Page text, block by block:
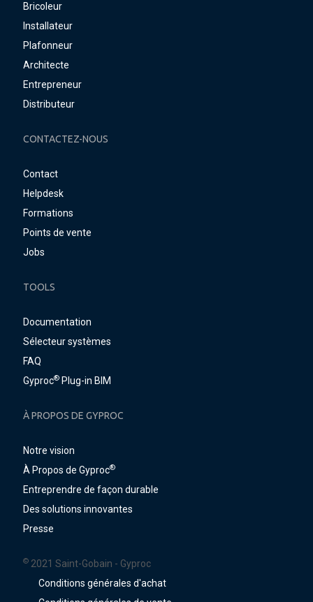
Bricoleur
Installateur
Plafonneur
Architecte
Entrepreneur
Distributeur
CONTACTEZ-NOUS
Contact
Helpdesk
Formations
Points de vente
Jobs
TOOLS
Documentation
Sélecteur systèmes
FAQ
Gyproc® Plug-in BIM
À PROPOS DE GYPROC
Notre vision
À Propos de Gyproc®
Entreprendre de façon durable
Des solutions innovantes
Presse
© 2021 Saint-Gobain - Gyproc
Conditions générales d'achat